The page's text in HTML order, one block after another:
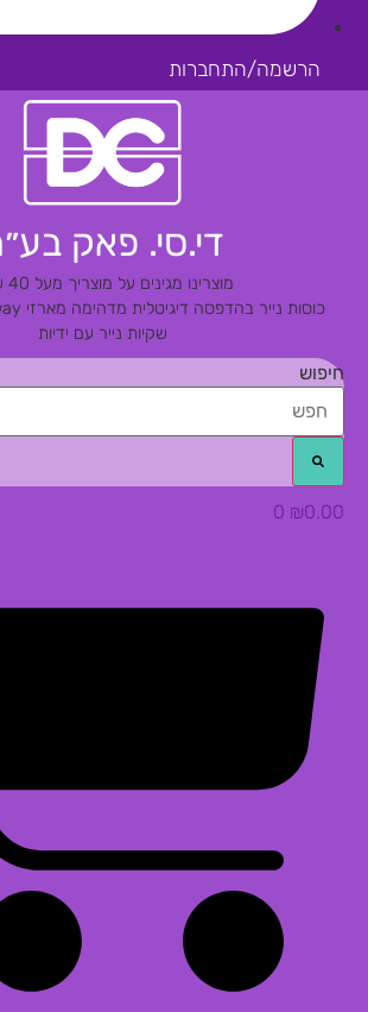
הרשמה/התחברות
די.סי. פאק בע״מ
מוצרינו מגינים על מוצריך מעל 40 שנה!
כוסות נייר בהדפסה דיגיטלית מדהימהמארזי Take Away איכותיים
שקיות נייר עם ידיות
חיפוש
₪0.00
0